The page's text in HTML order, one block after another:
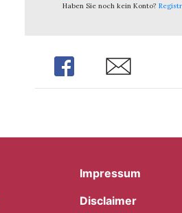
Haben Sie noch kein Konto?
Share Share
Impressum
Disclaimer